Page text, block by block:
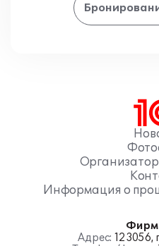
Информация о
Адрес: 123056,